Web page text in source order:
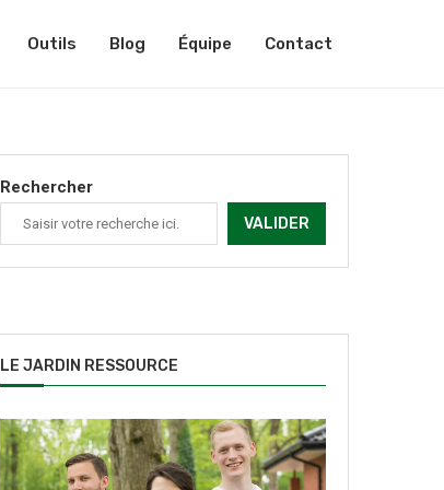
Outils Blog Équipe Contact
Rechercher
VALIDER
LE JARDIN RESSOURCE